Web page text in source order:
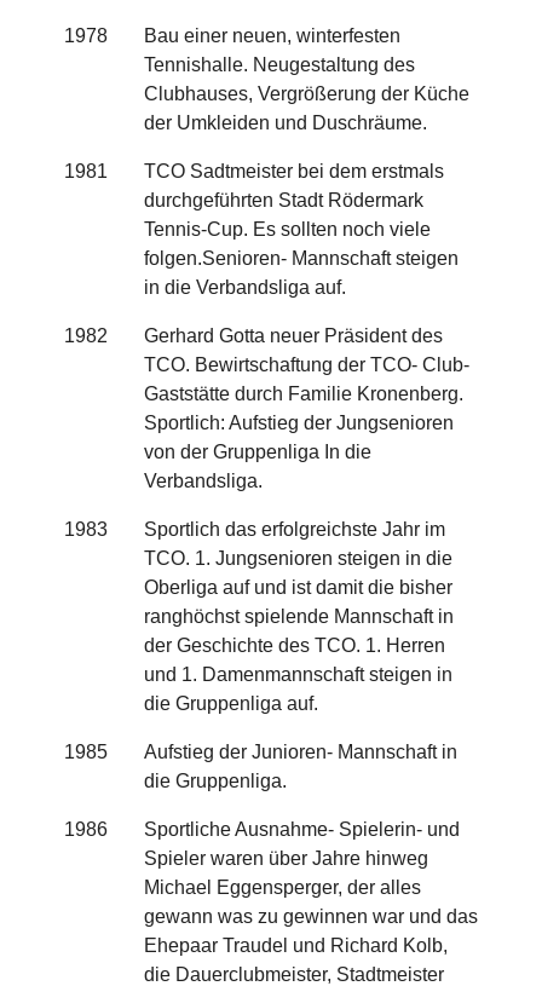
1978
Bau einer neuen, winterfesten
Tennishalle. Neugestaltung des
Clubhauses, Vergrößerung der Küche
der Umkleiden und Duschräume.
1981
TCO Sadtmeister bei dem erstmals
durchgeführten Stadt Rödermark
Tennis-Cup. Es sollten noch viele
folgen.Senioren- Mannschaft steigen
in die Verbandsliga auf.
1982
Gerhard Gotta neuer Präsident des
TCO. Bewirtschaftung der TCO- Club-
Gaststätte durch Familie Kronenberg.
Sportlich: Aufstieg der Jungsenioren
von der Gruppenliga In die
Verbandsliga.
1983
Sportlich das erfolgreichste Jahr im
TCO. 1. Jungsenioren steigen in die
Oberliga auf und ist damit die bisher
ranghöchst spielende Mannschaft in
der Geschichte des TCO. 1. Herren
und 1. Damenmannschaft steigen in
die Gruppenliga auf.
1985
Aufstieg der Junioren- Mannschaft in
die Gruppenliga.
1986
Sportliche Ausnahme- Spielerin- und
Spieler waren über Jahre hinweg
Michael Eggensperger, der alles
gewann was zu gewinnen war und das
Ehepaar Traudel und Richard Kolb,
die Dauerclubmeister, Stadtmeister